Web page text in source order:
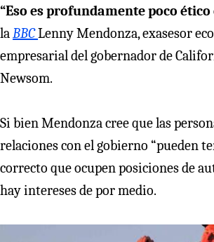
“Eso es profundamente poco ético
laBBCLenny Mendonza, exasesor
empresarial del gobernador de
Newsom.
Si bien Mendonza cree que las
relaciones con el gobierno “pueden
correcto que ocupen posiciones de
hay intereses de por medio.